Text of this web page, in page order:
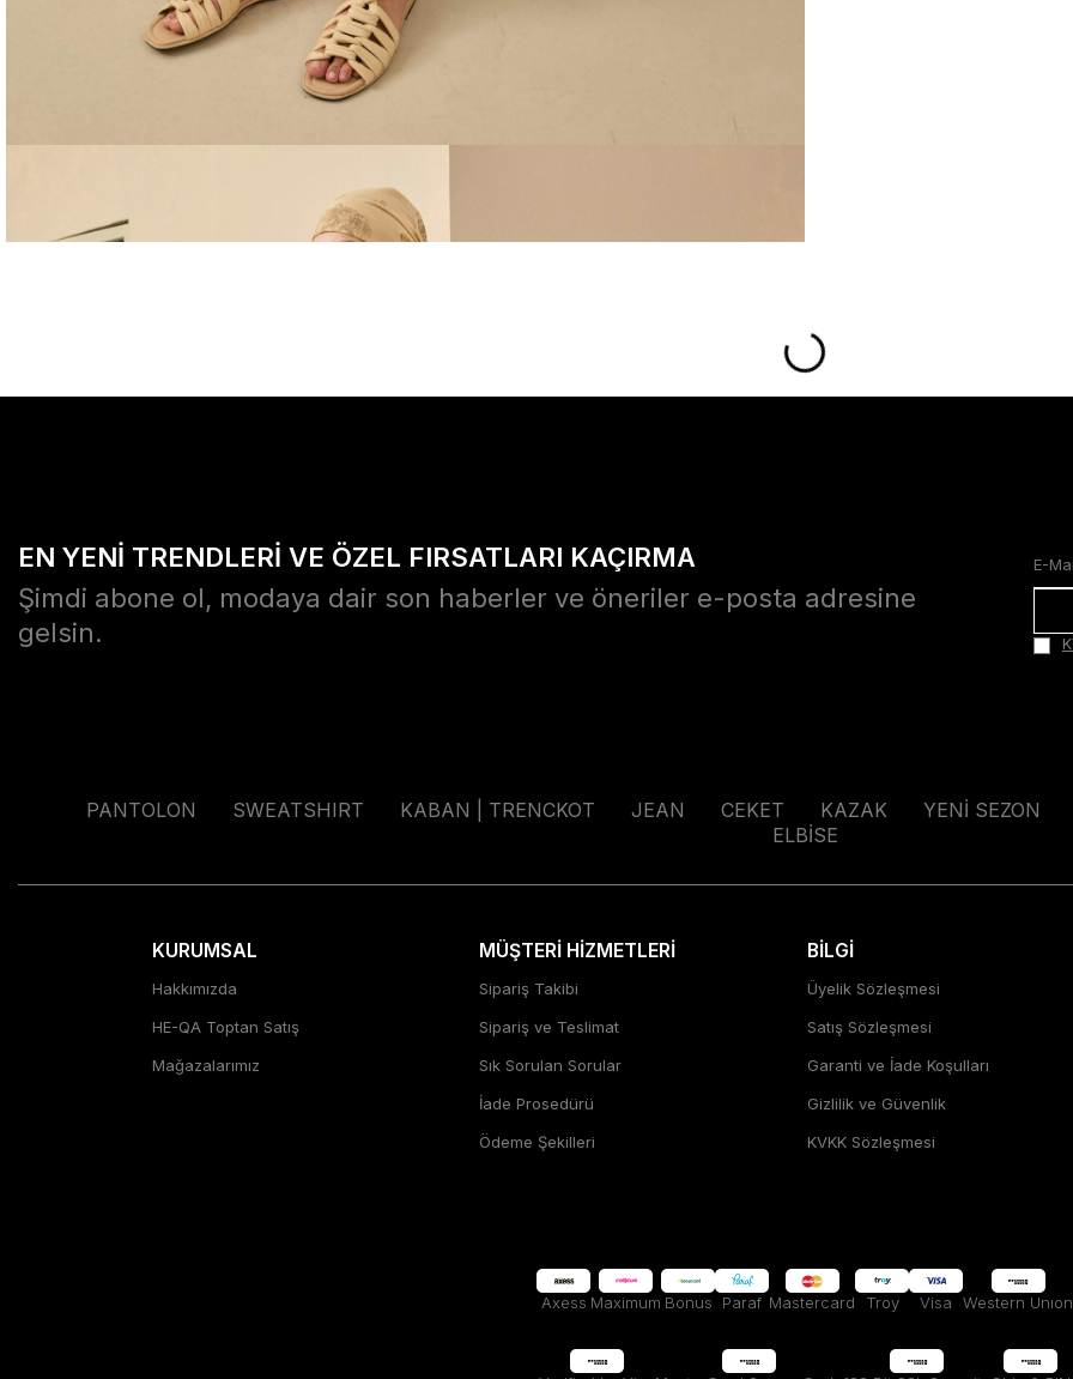
EN YENİ TRENDLERİ VE ÖZEL FIRSATLARI KAÇIRMA
Şimdi abone ol, modaya dair son haberler ve öneriler e-posta adresine
gelsin.
PANTOLON SWEATSHIRT KABAN | TRENCKOT JEAN CEKET KAZAK YENİ SEZON
ELBİSE
KURUMSAL
Hakkımızda
HE-QA Toptan Satış
Mağazalarımız
MÜŞTERİ HİZMETLERİ
Sipariş Takibi
Sipariş ve Teslimat
Sık Sorulan Sorular
İade Prosedürü
Ödeme Şekilleri
BİLGİ
Üyelik Sözleşmesi
Satış Sözleşmesi
Garanti ve İade Koşulları
Gizlilik ve Güvenlik
KVKK Sözleşmesi
Axess Maximum Bonus Paraf Mastercard Troy Visa Western Unıon